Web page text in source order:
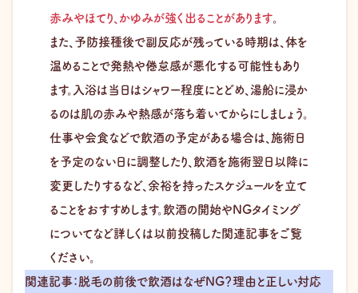
赤みやほてり、かゆみが強く出ることがあります。
また、予防接種後で副反応が残っている時期は、体を
温めることで発熱や倦怠感が悪化する可能性もあり
ます。入浴は当日はシャワー程度にとどめ、湯船に浸か
るのは肌の赤みや熱感が落ち着いてからにしましょう。
仕事や会食などで飲酒の予定がある場合は、施術日
を予定のない日に調整したり、飲酒を施術翌日以降に
変更したりするなど、余裕を持ったスケジュールを立て
ることをおすすめします。飲酒の開始やNGタイミング
についてなど詳しくは以前投稿した関連記事をご覧
ください。
関連記事：脱毛の前後で飲酒はなぜNG？理由と正しい対応